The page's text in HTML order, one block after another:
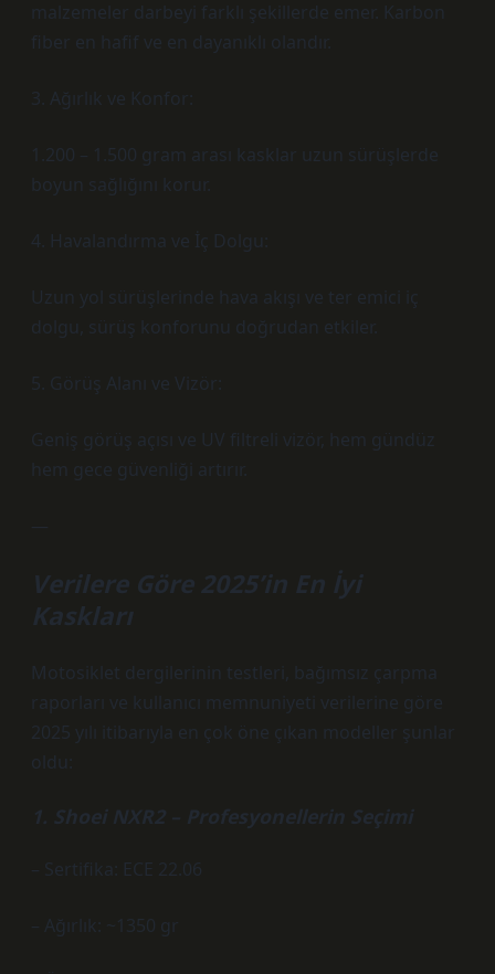
malzemeler darbeyi farklı şekillerde emer. Karbon
fiber en hafif ve en dayanıklı olandır.
3. Ağırlık ve Konfor:
1.200 – 1.500 gram arası kasklar uzun sürüşlerde
boyun sağlığını korur.
4. Havalandırma ve İç Dolgu:
Uzun yol sürüşlerinde hava akışı ve ter emici iç
dolgu, sürüş konforunu doğrudan etkiler.
5. Görüş Alanı ve Vizör:
Geniş görüş açısı ve UV filtreli vizör, hem gündüz
hem gece güvenliği artırır.
—
Verilere Göre 2025’in En İyi
Kaskları
Motosiklet dergilerinin testleri, bağımsız çarpma
raporları ve kullanıcı memnuniyeti verilerine göre
2025 yılı itibarıyla en çok öne çıkan modeller şunlar
oldu:
1. Shoei NXR2 – Profesyonellerin Seçimi
– Sertifika: ECE 22.06
– Ağırlık: ~1350 gr